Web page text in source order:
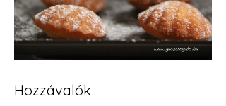
Hozzávalók